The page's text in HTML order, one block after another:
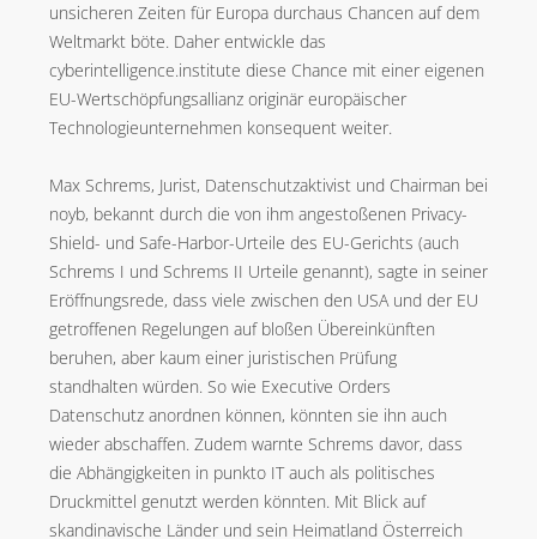
unsicheren Zeiten für Europa durchaus Chancen auf dem
Weltmarkt böte. Daher entwickle das
cyberintelligence.institute diese Chance mit einer eigenen
EU-Wertschöpfungsallianz originär europäischer
Technologieunternehmen konsequent weiter.
Max Schrems, Jurist, Datenschutzaktivist und Chairman bei
noyb, bekannt durch die von ihm angestoßenen Privacy-
Shield- und Safe-Harbor-Urteile des EU-Gerichts (auch
Schrems I und Schrems II Urteile genannt), sagte in seiner
Eröffnungsrede, dass viele zwischen den USA und der EU
getroffenen Regelungen auf bloßen Übereinkünften
beruhen, aber kaum einer juristischen Prüfung
standhalten würden. So wie Executive Orders
Datenschutz anordnen können, könnten sie ihn auch
wieder abschaffen. Zudem warnte Schrems davor, dass
die Abhängigkeiten in punkto IT auch als politisches
Druckmittel genutzt werden könnten. Mit Blick auf
skandinavische Länder und sein Heimatland Österreich